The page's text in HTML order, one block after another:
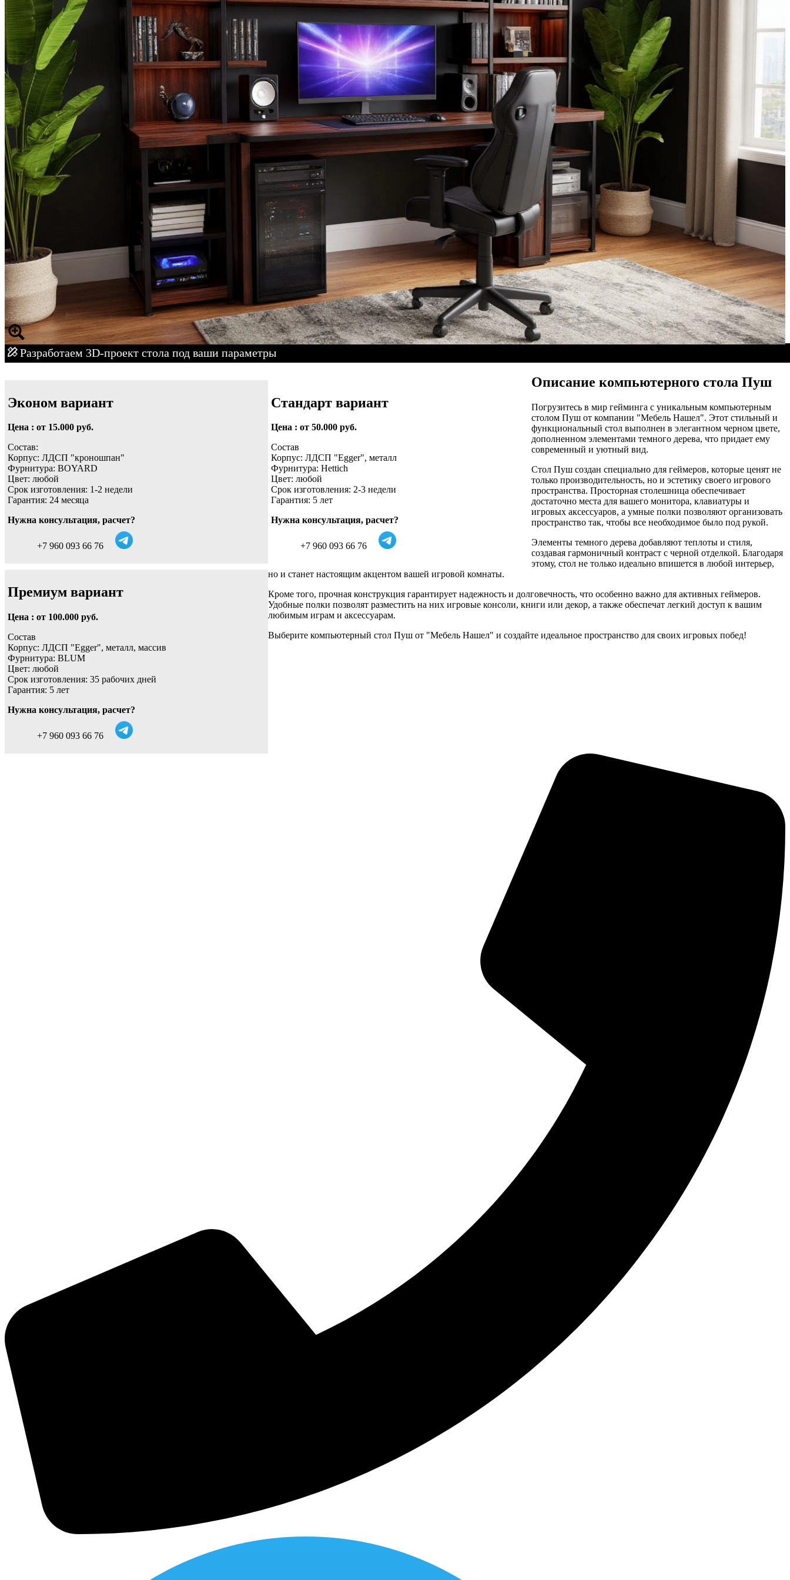
Разработаем 3D-проект стола под ваши параметры
Эконом вариант
Цена : от 15.000 руб.
Состав:
Корпус: ЛДСП "кроношпан"
Фурнитура: BOYARD
Цвет: любой
Срок изготовления: 1-2 недели
Гарантия: 24 месяца
Нужна консультация, расчет?
+7 960 093 66 76
Стандарт вариант
Цена : от 50.000 руб.
Состав
Корпус: ЛДСП "Egger", металл
Фурнитура: Hettich
Цвет: любой
Срок изготовления: 2-3 недели
Гарантия: 5 лет
Нужна консультация, расчет?
+7 960 093 66 76
Премиум вариант
Цена : от 100.000 руб.
Состав
Корпус: ЛДСП "Egger", металл, массив
Фурнитура: BLUM
Цвет: любой
Срок изготовления: 35 рабочих дней
Гарантия: 5 лет
Нужна консультация, расчет?
+7 960 093 66 76
Описание компьютерного стола Пуш
Погрузитесь в мир гейминга с уникальным компьютерным
столом Пуш от компании "Мебель Нашел". Этот стильный и
функциональный стол выполнен в элегантном черном цвете,
дополненном элементами темного дерева, что придает ему
современный и уютный вид.
Стол Пуш создан специально для геймеров, которые ценят не
только производительность, но и эстетику своего игрового
пространства. Просторная столешница обеспечивает
достаточно места для вашего монитора, клавиатуры и
игровых аксессуаров, а умные полки позволяют организовать
пространство так, чтобы все необходимое было под рукой.
Элементы темного дерева добавляют теплоты и стиля,
создавая гармоничный контраст с черной отделкой. Благодаря
этому, стол не только идеально впишется в любой интерьер,
но и станет настоящим акцентом вашей игровой комнаты.
Кроме того, прочная конструкция гарантирует надежность и долговечность, что особенно важно для активных геймеров.
Удобные полки позволят разместить на них игровые консоли, книги или декор, а также обеспечат легкий доступ к вашим
любимым играм и аксессуарам.
Выберите компьютерный стол Пуш от "Мебель Нашел" и создайте идеальное пространство для своих игровых побед!